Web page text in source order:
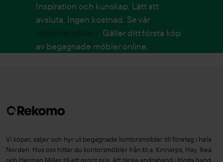
Inspiration och kunskap. Lätt att
avsluta. Ingen kostnad. Se vår
. Gäller ditt första köp
av begagnade möbler online.
Vi köper, säljer och hyr ut begagnade kontorsmöbler till företag i hela
Norden. Hos oss hittar du kontorsmöbler från bl.a. Kinnarps, Hay, Ikea
och Herman Miller till ett grönt pris. Att tänka andrahand i första hand